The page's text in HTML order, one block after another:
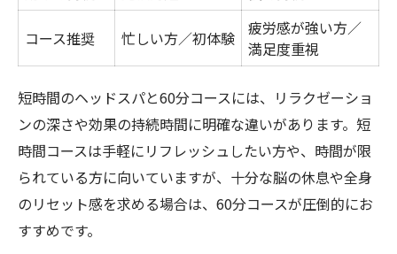
コース推奨 忙しい方／初体験
疲労感が強い方／
満足度重視
短時間のヘッドスパと60分コースには、リラクゼーショ
ンの深さや効果の持続時間に明確な違いがあります。短
時間コースは手軽にリフレッシュしたい方や、時間が限
られている方に向いていますが、十分な脳の休息や全身
のリセット感を求める場合は、60分コースが圧倒的にお
すすめです。